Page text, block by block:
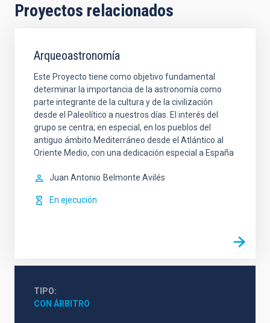
Proyectos relacionados
Arqueoastronomía
Este Proyecto tiene como objetivo fundamental
determinar la importancia de la astronomía como
parte integrante de la cultura y de la civilización
desde el Paleolítico a nuestros días. El interés del
grupo se centra, en especial, en los pueblos del
antiguo ámbito Mediterráneo desde el Atlántico al
Oriente Medio, con una dedicación especial a España
Juan Antonio Belmonte Avilés
En ejecución
TIPO
CON ÁRBITRO